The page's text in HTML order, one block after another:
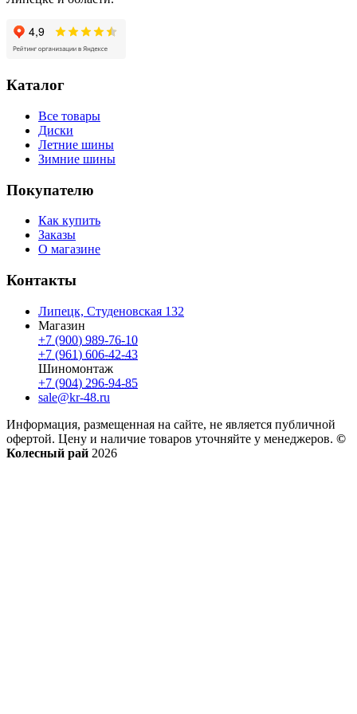
Каталог
Все товары
Диски
Летние шины
Зимние шины
Покупателю
Как купить
Заказы
О магазине
Контакты
Липецк, Студеновская 132
Магазин
+7 (900) 989-76-10
+7 (961) 606-42-43
Шиномонтаж
+7 (904) 296-94-85
sale@kr-48.ru
Информация, размещенная на сайте, не является публичной
офертой. Цену и наличие товаров уточняйте у менеджеров. ©
Колесный рай 2026